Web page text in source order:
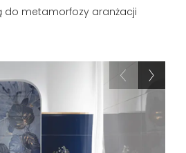
do metamorfozy aranżacji